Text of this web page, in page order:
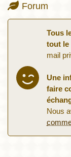
Forum
Tous
tout le
mail
Une
faire
Nous